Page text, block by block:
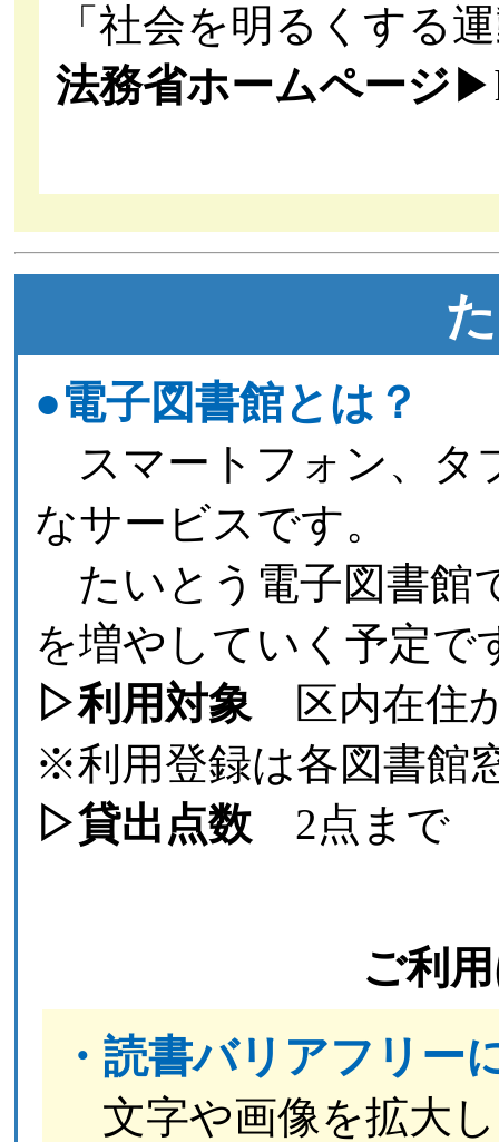
「社会を明るくする
法務省ホームページ ▶
●電子図書館とは？
スマートフォン、タ
なサービスです。
たいとう電子図書館
を増やしていく予定で
▷利用対象区内在住か
※利用登録は各図書館
▷貸出点数 2点まで
ご利
・ 読書バリアフリー
文字や画像を拡大